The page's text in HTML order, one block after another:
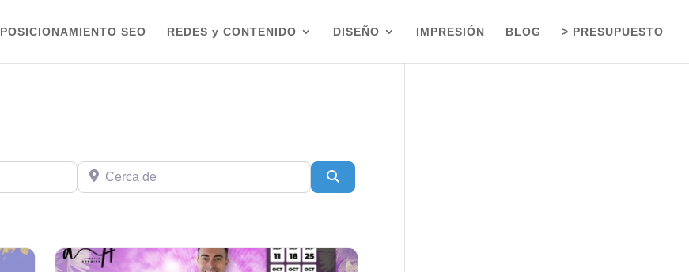
POSICIONAMIENTO SEO REDES y CONTENIDO DISEÑO IMPRESIÓN BLOG > PRESUPUESTO
Cerca de